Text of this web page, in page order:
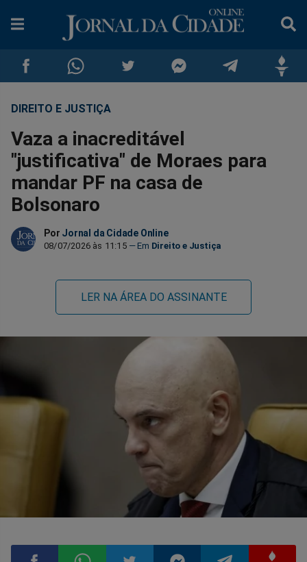
Compartilhar
no
Facebook
Compartilhar
no
Whatsapp
Compartilhar
no
Twitter
no
Messenger
DIREITO E JUSTIÇA
Vaza a inacreditável
"justificativa" de Moraes para
mandar PF na casa de
Bolsonaro
Por Jornal da Cidade Online
08/07/2026 às 11:15 Direito e Justiça
LER NA ÁREA DO ASSINANTE